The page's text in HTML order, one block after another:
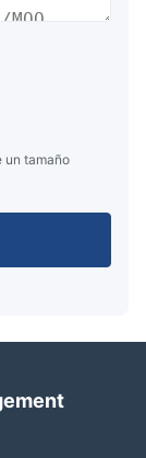
un tamaño